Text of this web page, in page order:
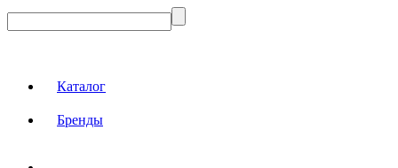
Каталог
Бренды